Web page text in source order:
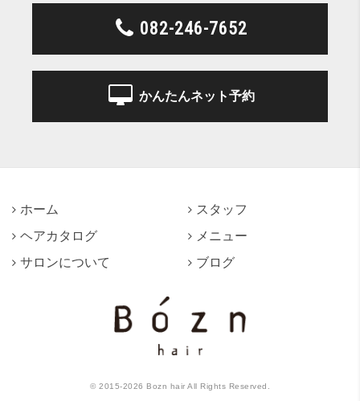
082-246-7652
かんたんネット予約
ホーム
スタッフ
ヘアカタログ
メニュー
サロンについて
ブログ
© 2015-2026 Bozn hair All Rights Reserved.